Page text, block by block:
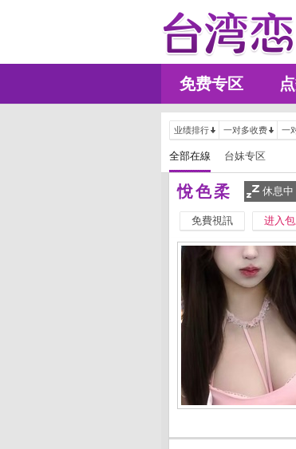
免费专区
业绩排行 一对多收费 一
全部在線 台妹专区
悅色柔 休息中
免費視訊 进入